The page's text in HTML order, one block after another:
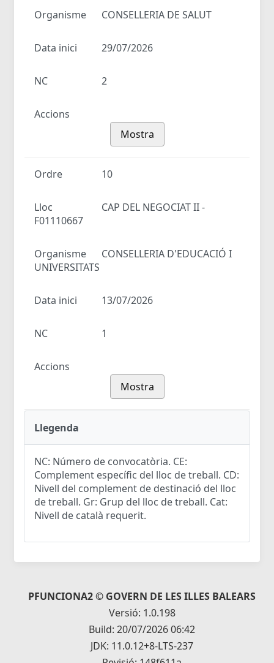
Organisme CONSELLERIA DE SALUT
Data inici 29/07/2026
NC 2
Accions
Mostra
Ordre 10
Lloc
CAP DEL NEGOCIAT II -
F01110667
Organisme
CONSELLERIA D'EDUCACIÓ I
UNIVERSITATS
Data inici 13/07/2026
NC 1
Accions
Mostra
Llegenda
NC: Número de convocatòria. CE:
Complement específic del lloc de treball. CD:
Nivell del complement de destinació del lloc
de treball. Gr: Grup del lloc de treball. Cat:
Nivell de català requerit.
PFUNCIONA2 © GOVERN DE LES ILLES BALEARS
Versió: 1.0.198
Build: 20/07/2026 06:42
JDK: 11.0.12+8-LTS-237